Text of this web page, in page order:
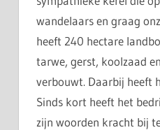
wandelaars en graag
heeft 240 hectare
tarwe, gerst, koolzaad
verbouwt. Daarbij heeft
Sinds kort heeft het
zijn woorden kracht bij